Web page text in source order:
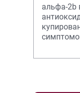
альфа-2b